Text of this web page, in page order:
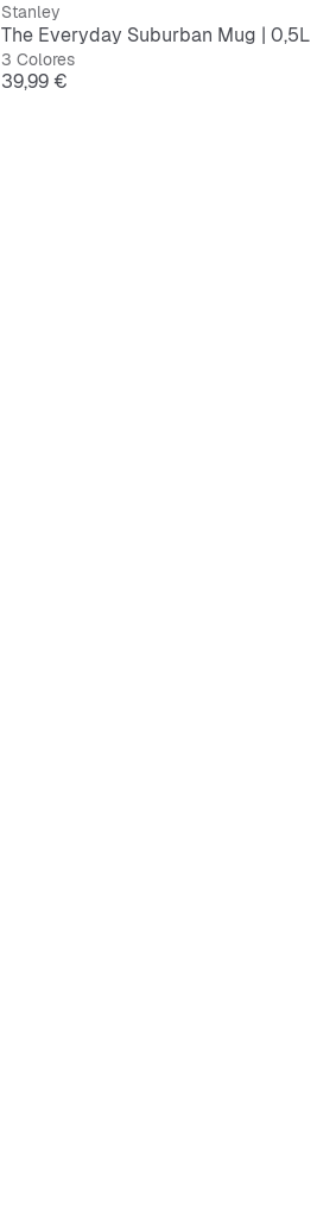
Stanley
The Everyday Suburban Mug | 0,5L
3 Colores
Precio
39,99 €